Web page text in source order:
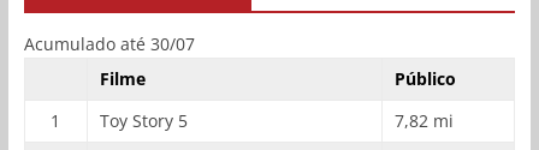
Acumulado até 30/07
Filme
Público
1
Toy Story 5
7,82 mi